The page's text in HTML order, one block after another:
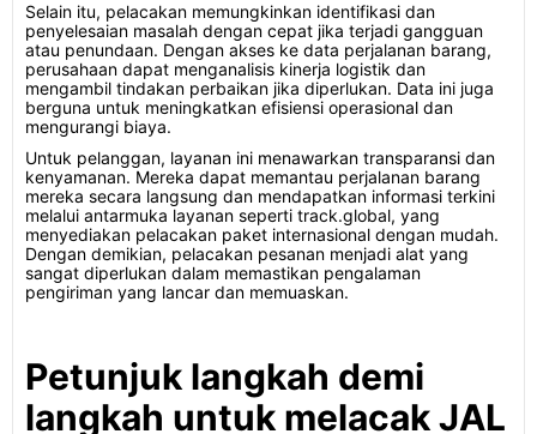
Selain itu, pelacakan memungkinkan identifikasi dan
penyelesaian masalah dengan cepat jika terjadi gangguan
atau penundaan. Dengan akses ke data perjalanan barang,
perusahaan dapat menganalisis kinerja logistik dan
mengambil tindakan perbaikan jika diperlukan. Data ini juga
berguna untuk meningkatkan efisiensi operasional dan
mengurangi biaya.
Untuk pelanggan, layanan ini menawarkan transparansi dan
kenyamanan. Mereka dapat memantau perjalanan barang
mereka secara langsung dan mendapatkan informasi terkini
melalui antarmuka layanan seperti track.global, yang
menyediakan pelacakan paket internasional dengan mudah.
Dengan demikian, pelacakan pesanan menjadi alat yang
sangat diperlukan dalam memastikan pengalaman
pengiriman yang lancar dan memuaskan.
Petunjuk langkah demi
langkah untuk melacak JAL